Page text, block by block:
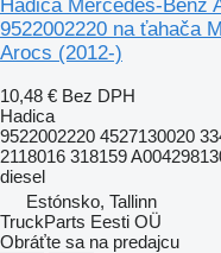
Hadica Mercedes-Benz
9522002220 na ťahača
Arocs (2012-)
10,48 € Bez DPH
Hadica
9522002220 4527130020
2118016 318159
diesel
Estónsko, Tallinn
TruckParts Eesti OÜ
Obráťte sa na predajcu